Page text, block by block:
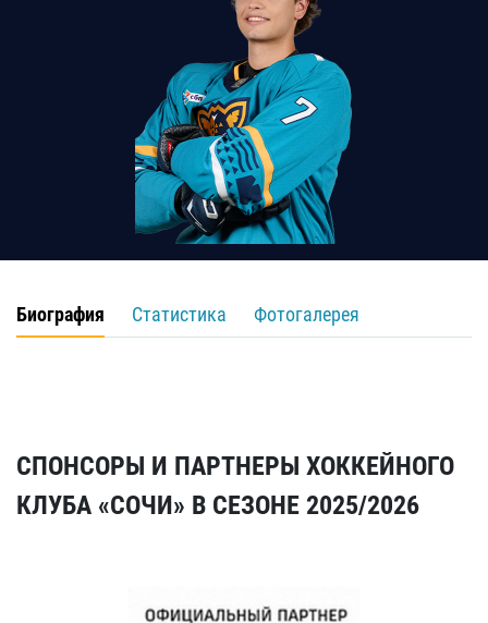
Биография Статистика Фотогалерея
СПОНСОРЫ И ПАРТНЕРЫ ХОККЕЙНОГО
КЛУБА «СОЧИ» В СЕЗОНЕ 2025/2026